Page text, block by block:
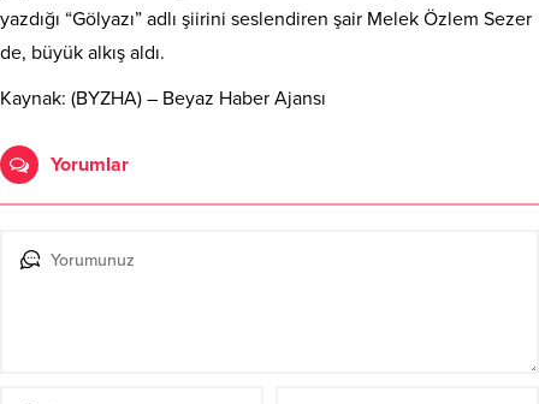
yazdığı “Gölyazı” adlı şiirini seslendiren şair Melek Özlem Sezer
de, büyük alkış aldı.
Kaynak: (BYZHA) – Beyaz Haber Ajansı
Yorumlar